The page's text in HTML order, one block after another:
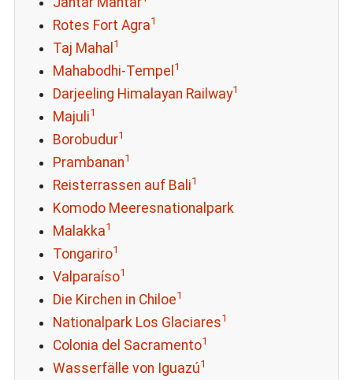
Rotes Fort Agra1
Taj Mahal 1
Mahabodhi-Tempel 1
Darjeeling Himalayan Railway1
Majuli1
Borobudur1
Prambanan1
Reisterrassen auf Bali1
Komodo Meeresnationalpark
Malakka1
Tongariro1
Valparaíso1
Die Kirchen in Chiloe1
Nationalpark Los Glaciares1
Colonia del Sacramento1
Wasserfälle von Iguazú1